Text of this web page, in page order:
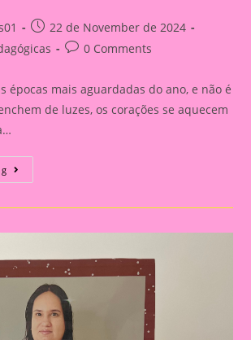
Post
published:
22 de November de 2024
Post0 Comments
épocas mais aguardadas do ano, e não é
de luzes, os corações se aquecem
Lembrancinha
De
Retrato